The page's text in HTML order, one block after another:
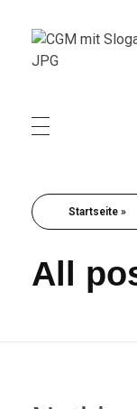
Startseite »
All